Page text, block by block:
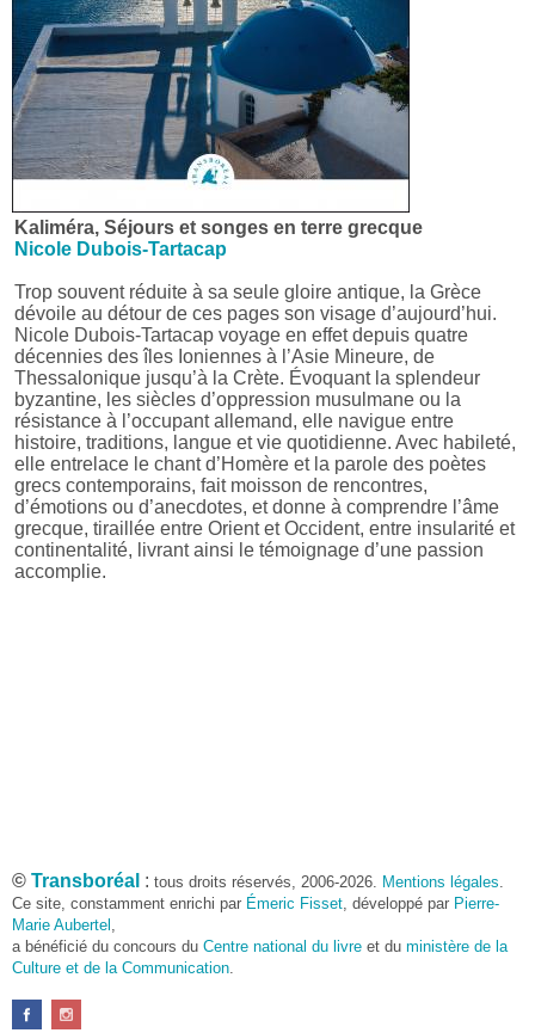
Kaliméra, Séjours et songes en terre grecque
Nicole Dubois-Tartacap
Trop souvent réduite à sa seule gloire antique, la Grèce
dévoile au détour de ces pages son visage d’aujourd’hui.
Nicole Dubois-Tartacap voyage en effet depuis quatre
décennies des îles Ioniennes à l’Asie Mineure, de
Thessalonique jusqu’à la Crète. Évoquant la splendeur
byzantine, les siècles d’oppression musulmane ou la
résistance à l’occupant allemand, elle navigue entre
histoire, traditions, langue et vie quotidienne. Avec habileté,
elle entrelace le chant d’Homère et la parole des poètes
grecs contemporains, fait moisson de rencontres,
d’émotions ou d’anecdotes, et donne à comprendre l’âme
grecque, tiraillée entre Orient et Occident, entre insularité et
continentalité, livrant ainsi le témoignage d’une passion
accomplie.
© Transboréal : tous droits réservés, 2006-2026. Mentions légales.
Ce site, constamment enrichi par Émeric Fisset, développé par Pierre-
Marie Aubertel ,
a bénéficié du concours du Centre national du livre et du ministère de la
Culture et de la Communication.